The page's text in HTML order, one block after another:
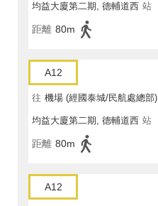
均益大廈第二期, 德輔道西 站
距離 80m
A12
往 機場 (經國泰城/民航處總部)
均益大廈第二期, 德輔道西 站
距離 80m
A12